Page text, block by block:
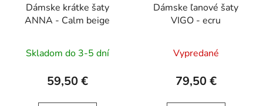
Dámske krátke šaty
ANNA - Calm beige
Skladom do 3-5 dní
59,50 €
Dámske ľanové šaty
VIGO - ecru
Vypredané
79,50 €